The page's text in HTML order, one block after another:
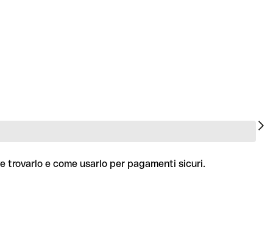
trovarlo e come usarlo per pagamenti sicuri.